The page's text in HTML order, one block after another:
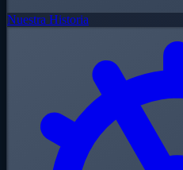
Nuestra Historia